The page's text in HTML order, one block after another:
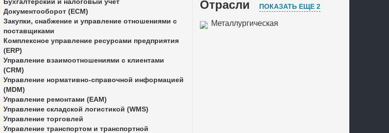
Документооборот (ECM)
Закупки, снабжение и управление отношениями с
поставщиками
Комплексное управление ресурсами предприятия
(ERP)
Управление взаимоотношениями с клиентами
(CRM)
Управление нормативно-справочной информацией
(MDM)
Управление ремонтами (EAM)
Управление складской логистикой (WMS)
Управление торговлей
Управление транспортом и транспортной
Отрасли ПОКАЗАТЬ ЕЩЕ 2
Металлургическая